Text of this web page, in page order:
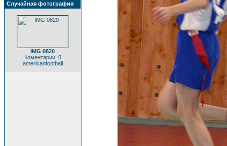
Случайная фотография
IMG 0820
Коментарии: 0
americanfootball